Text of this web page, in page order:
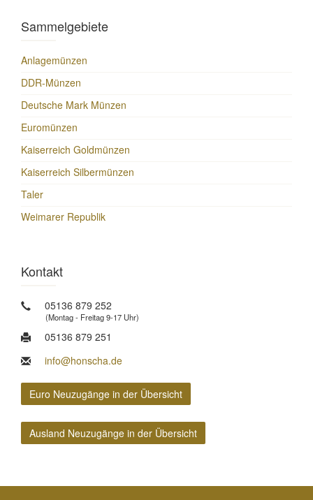
Sammelgebiete
Anlagemünzen
DDR-Münzen
Deutsche Mark Münzen
Euromünzen
Kaiserreich Goldmünzen
Kaiserreich Silbermünzen
Taler
Weimarer Republik
Kontakt
05136 879 252
(Montag - Freitag 9-17 Uhr)
05136 879 251
info@honscha.de
Euro Neuzugänge in der Übersicht
Ausland Neuzugänge in der Übersicht